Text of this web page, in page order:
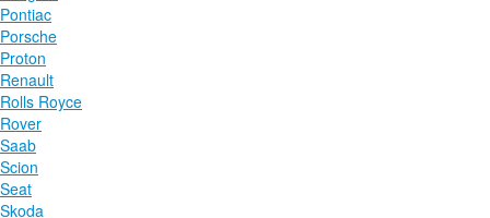
Pontiac
Porsche
Proton
Renault
Rolls Royce
Rover
Saab
Scion
Seat
Skoda